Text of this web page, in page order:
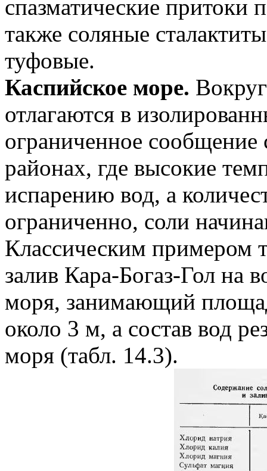
спазматические притоки
также соляные
туфовые.
Каспийское море.
отлагаются в
ограниченное
районах, где высокие
испарению вод, а
ограниченно, соли
Классическим примером
залив Кара-Богаз-Гол на
моря, занимающий
около 3 м, а состав вод
моря (табл. 14.3).